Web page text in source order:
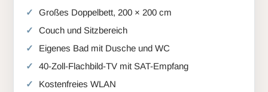
Großes Doppelbett, 200 × 200 cm
Couch und Sitzbereich
Eigenes Bad mit Dusche und WC
40-Zoll-Flachbild-TV mit SAT-Empfang
Kostenfreies WLAN